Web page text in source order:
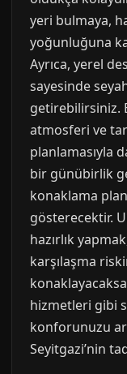
yeri bulmaya,
yoğunluğuna
Ayrıca, yerel
sayesinde
getirebilirsiniz.
atmosferi ve
planlamasıyla
bir günübirlik
konaklama
gösterecektir.
hazırlık
karşılaşma
hizmetleri gibi
konforunuzu
Seyitgazi’nin